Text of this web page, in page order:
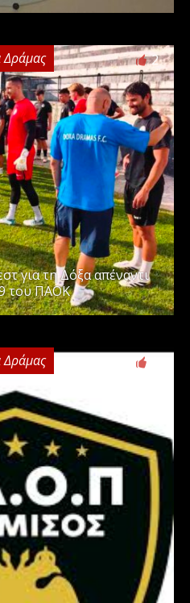
Δράμας 2
για τη Δόξα απέναντι
του ΠΑΟΚ
Δράμας